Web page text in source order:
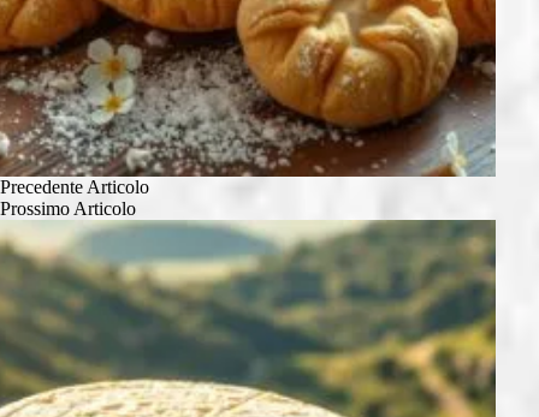
Precedente Articolo
Prossimo Articolo